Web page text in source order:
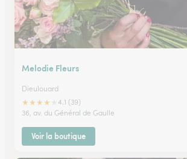
Melodie Fleurs
Dieulouard
★★★★
4.1 (39)
36, av. du Général de Gaulle
Voir la boutique